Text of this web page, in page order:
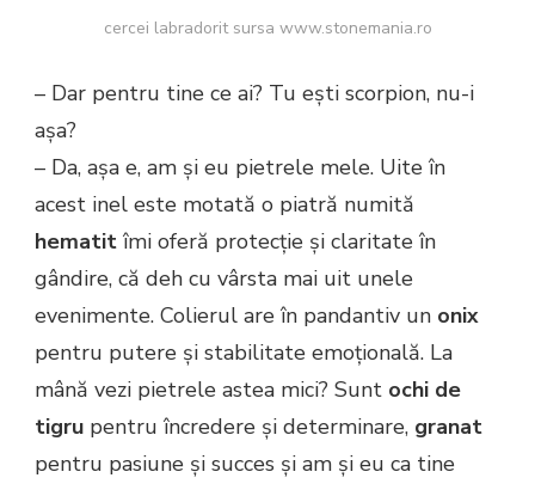
cercei labradorit sursa www.stonemania.ro
– Dar pentru tine ce ai? Tu ești scorpion, nu-i
așa?
– Da, așa e, am și eu pietrele mele. Uite în
acest inel este motată o piatră numită
hematit îmi oferă protecție și claritate în
gândire, că deh cu vârsta mai uit unele
evenimente. Colierul are în pandantiv un onix
pentru putere și stabilitate emoțională. La
mână vezi pietrele astea mici? Sunt ochi de
tigru pentru încredere și determinare, granat
pentru pasiune și succes și am și eu ca tine